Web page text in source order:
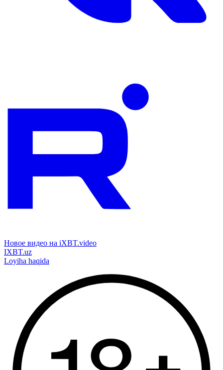
Новое видео на iXBT.video
IXBT.uz
Loyiha haqida